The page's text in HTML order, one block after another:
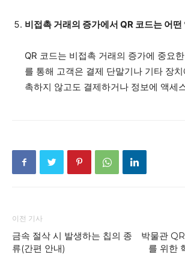
비접촉 거래의 증가에서 QR 코드는 어
QR 코드는 비접촉 거래의 증가에 중요
를 통해 고객은 결제 단말기나 기타 장
촉하지 않고도 결제하거나 정보에 액세
이전 기사
금속 절삭 시 발생하는 칩의 종
류(간편 안내)
박물관
를 위한